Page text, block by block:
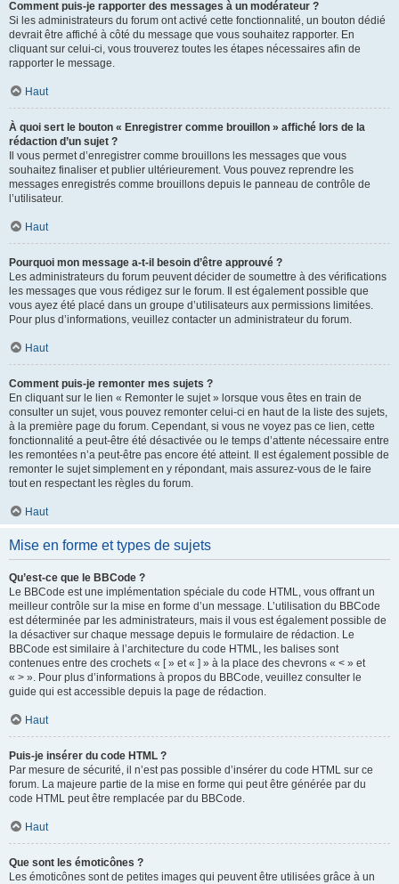
Comment puis-je rapporter des messages à un modérateur ?
Si les administrateurs du forum ont activé cette fonctionnalité, un bouton dédié
devrait être affiché à côté du message que vous souhaitez rapporter. En
cliquant sur celui-ci, vous trouverez toutes les étapes nécessaires afin de
rapporter le message.
Haut
À quoi sert le bouton « Enregistrer comme brouillon » affiché lors de la
rédaction d’un sujet ?
Il vous permet d’enregistrer comme brouillons les messages que vous
souhaitez finaliser et publier ultérieurement. Vous pouvez reprendre les
messages enregistrés comme brouillons depuis le panneau de contrôle de
l’utilisateur.
Haut
Pourquoi mon message a-t-il besoin d’être approuvé ?
Les administrateurs du forum peuvent décider de soumettre à des vérifications
les messages que vous rédigez sur le forum. Il est également possible que
vous ayez été placé dans un groupe d’utilisateurs aux permissions limitées.
Pour plus d’informations, veuillez contacter un administrateur du forum.
Haut
Comment puis-je remonter mes sujets ?
En cliquant sur le lien « Remonter le sujet » lorsque vous êtes en train de
consulter un sujet, vous pouvez remonter celui-ci en haut de la liste des sujets,
à la première page du forum. Cependant, si vous ne voyez pas ce lien, cette
fonctionnalité a peut-être été désactivée ou le temps d’attente nécessaire entre
les remontées n’a peut-être pas encore été atteint. Il est également possible de
remonter le sujet simplement en y répondant, mais assurez-vous de le faire
tout en respectant les règles du forum.
Haut
Mise en forme et types de sujets
Qu’est-ce que le BBCode ?
Le BBCode est une implémentation spéciale du code HTML, vous offrant un
meilleur contrôle sur la mise en forme d’un message. L’utilisation du BBCode
est déterminée par les administrateurs, mais il vous est également possible de
la désactiver sur chaque message depuis le formulaire de rédaction. Le
BBCode est similaire à l’architecture du code HTML, les balises sont
contenues entre des crochets « [ » et « ] » à la place des chevrons « < » et
« > ». Pour plus d’informations à propos du BBCode, veuillez consulter le
guide qui est accessible depuis la page de rédaction.
Haut
Puis-je insérer du code HTML ?
Par mesure de sécurité, il n’est pas possible d’insérer du code HTML sur ce
forum. La majeure partie de la mise en forme qui peut être générée par du
code HTML peut être remplacée par du BBCode.
Haut
Que sont les émoticônes ?
Les émoticônes sont de petites images qui peuvent être utilisées grâce à un